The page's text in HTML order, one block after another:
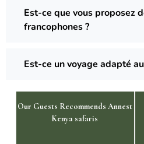
Est-ce que vous proposez
francophones ?
Est-ce un voyage adapté
Our Guests Recommends Annest
Kenya safaris